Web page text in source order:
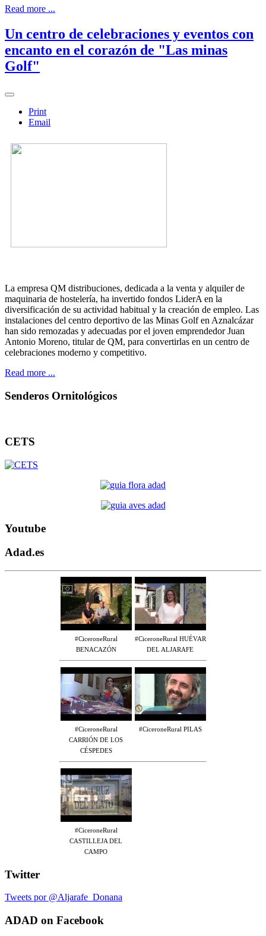
Read more ...
Un centro de celebraciones y eventos con
encanto en el corazón de "Las minas
Golf"
Print
Email
La empresa QM distribuciones, dedicada a la venta y alquiler de
maquinaria de hostelería, ha invertido fondos LiderA en la
diversificación de su actividad habitual y la creación de empleo. Las
instalaciones del centro deportivo de las Minas Golf en Aznalcázar
han sido remozadas y adecuadas por el joven emprendedor Juan
Antonio Moreno, titular de QM, para convertirlas en un centro de
celebraciones moderno y competitivo.
Read more ...
Senderos Ornitológicos
CETS
Youtube
Adad.es
#CiceroneRural
BENACAZÓN
#CiceroneRural HUÉVAR
DEL ALJARAFE
#CiceroneRural
CARRIÓN DE LOS
CÉSPEDES
#CiceroneRural PILAS
#CiceroneRural
CASTILLEJA DEL
CAMPO
Twitter
Tweets por @Aljarafe_Donana
ADAD on Facebook